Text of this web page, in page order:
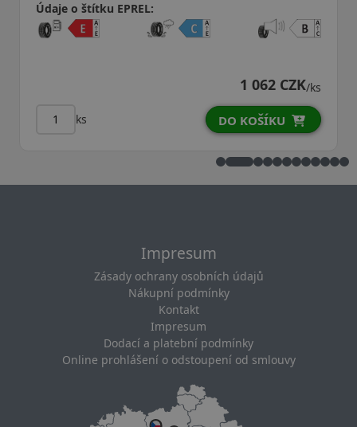
DO KOŠÍKU ks
Impresum
Zásady ochrany osobních údajů
Nákupní podmínky
Kontakt
Impresum
Dodací a platební podmínky
Online prohlášení o odstoupení od smlouvy